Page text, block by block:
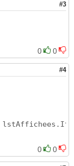
#3
0
0
#4
0 0